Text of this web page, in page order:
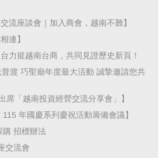
流座談會｜加入商會，越南不難】
連】
力挺越南台商，共同見證歷史新頁！
普渡 巧聖廟年度最大活動 誠摯邀請您共
席「越南投資經營交流分享會」】
115 年國慶系列慶祝活動籌備會議】
購 招標辦法
交流會